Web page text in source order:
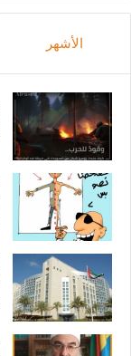
الأشهر